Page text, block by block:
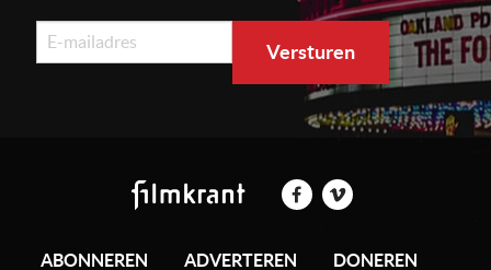
ABONNEREN ADVERTEREN DONEREN